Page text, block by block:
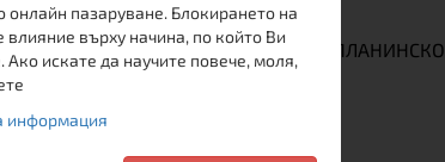
ГЕТИ КОРДУРА ЗА ПЛАНИНСКО
БЯГАНЕ
пазаруване. Блокирането на
върху начина, по който Ви
искате да научите повече, моля,
информация